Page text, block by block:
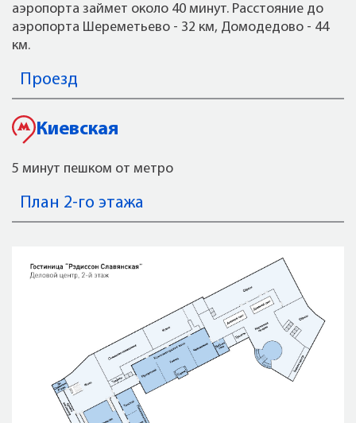
аэропорта займет около 40 минут. Расстояние до
аэропорта Шереметьево - 32 км, Домодедово - 44
км.
Проезд
Киевская
5 минут пешком от метро
План 2-го этажа